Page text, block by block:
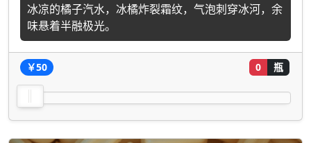
冰凉的橘子汽水，冰橘炸裂霜纹，气泡刺穿冰河，余
味悬着半融极光。
￥50 0 瓶